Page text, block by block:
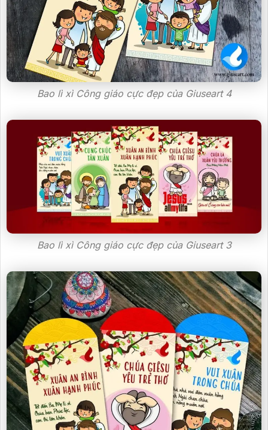
Bao lì xì Công giáo cực đẹp của Giuseart 4
Bao lì xì Công giáo cực đẹp của Giuseart 3